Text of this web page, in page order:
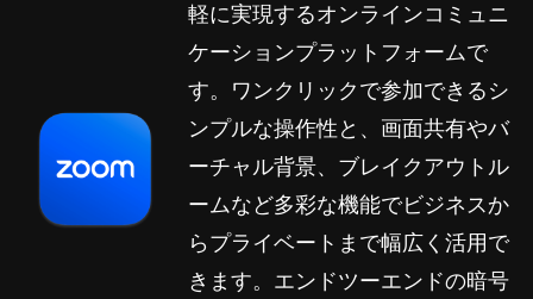
軽に実現するオンラインコミュニ
ケーションプラットフォームで
す。ワンクリックで参加できるシ
ンプルな操作性と、画面共有やバ
ーチャル背景、ブレイクアウトル
ームなど多彩な機能でビジネスか
らプライベートまで幅広く活用で
きます。エンドツーエンドの暗号